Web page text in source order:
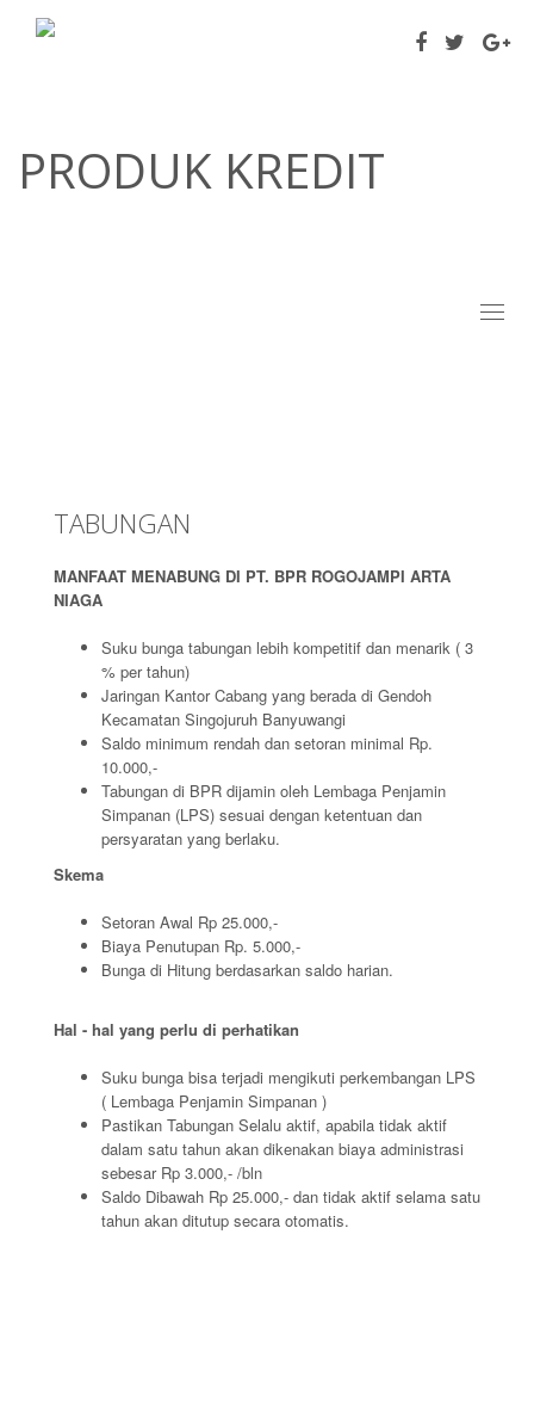
PRODUK KREDIT
TABUNGAN
MANFAAT MENABUNG DI PT. BPR ROGOJAMPI ARTA
NIAGA
Suku bunga tabungan lebih kompetitif dan menarik ( 3
% per tahun)
Jaringan Kantor Cabang yang berada di Gendoh
Kecamatan Singojuruh Banyuwangi
Saldo minimum rendah dan setoran minimal Rp.
10.000,-
Tabungan di BPR dijamin oleh Lembaga Penjamin
Simpanan (LPS) sesuai dengan ketentuan dan
persyaratan yang berlaku.
Skema
Setoran Awal Rp 25.000,-
Biaya Penutupan Rp. 5.000,-
Bunga di Hitung berdasarkan saldo harian.
Hal - hal yang perlu di perhatikan
Suku bunga bisa terjadi mengikuti perkembangan LPS
( Lembaga Penjamin Simpanan )
Pastikan Tabungan Selalu aktif, apabila tidak aktif
dalam satu tahun akan dikenakan biaya administrasi
sebesar Rp 3.000,- /bln
Saldo Dibawah Rp 25.000,- dan tidak aktif selama satu
tahun akan ditutup secara otomatis.